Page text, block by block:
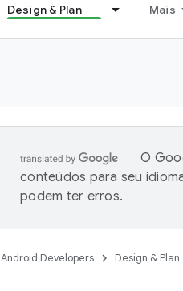
Design & Plan Mais
O
conteúdos para seu
podem ter erros.
Android Developers Design & Plan